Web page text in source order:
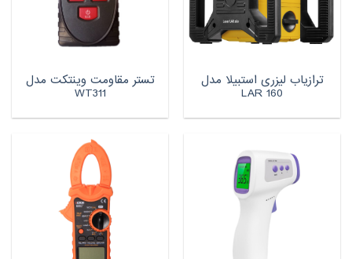
ترازیاب لیزری استبیلا مدل
LAR 160
تستر مقاومت وینتکت مدل
WT311